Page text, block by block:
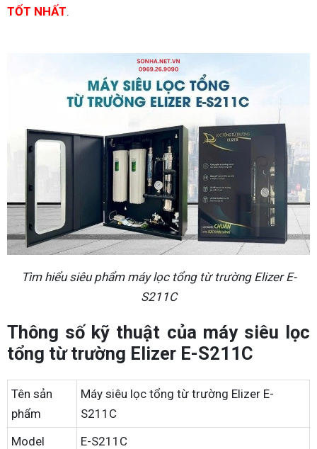
TỐT NHẤT.
Tìm hiểu siêu phẩm máy lọc tổng từ trường Elizer E-
S211C
Thông số kỹ thuật của máy siêu lọc
tổng từ trường Elizer E-S211C
Tên sản
phẩm
Máy siêu lọc tổng từ trường Elizer E-
S211C
Model
E-S211C